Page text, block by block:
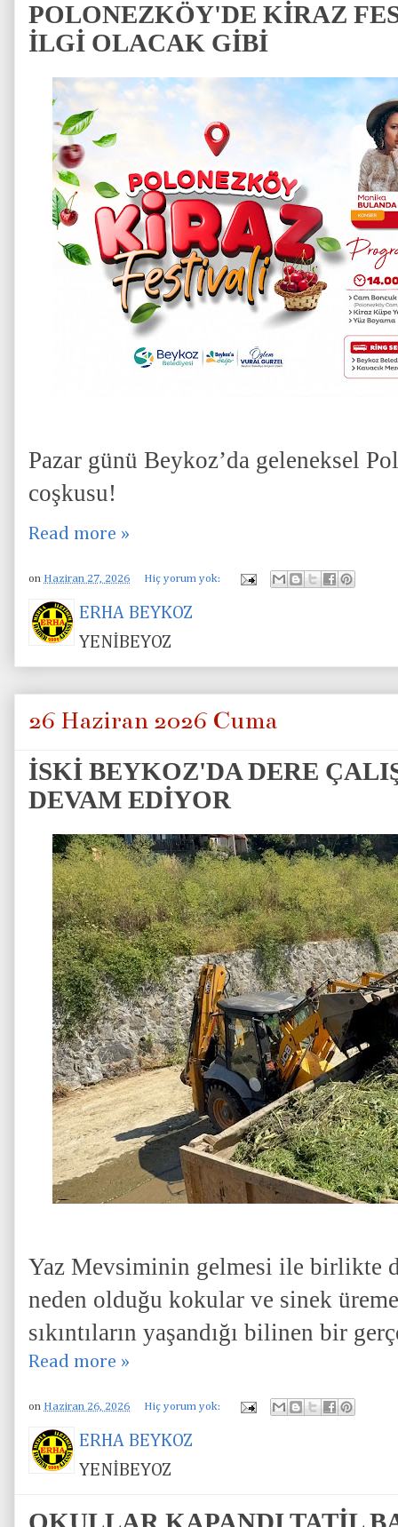
POLONEZKÖY'DE KİRAZ
İLGİ OLACAK GİBİ
Pazar günü Beykoz’da geleneksel
coşkusu!
Read more »
on Haziran 27, 2026 Hiç yorum yok:
ERHA BEYKOZ
YENİBEYOZ
26 Haziran 2026 Cuma
İSKİ BEYKOZ'DA DERE
DEVAM EDİYOR
Yaz Mevsiminin gelmesi ile birlikte
neden olduğu kokular ve sinek
sıkıntıların yaşandığı bilinen bir
Read more »
on Haziran 26, 2026 Hiç yorum yok:
ERHA BEYKOZ
YENİBEYOZ